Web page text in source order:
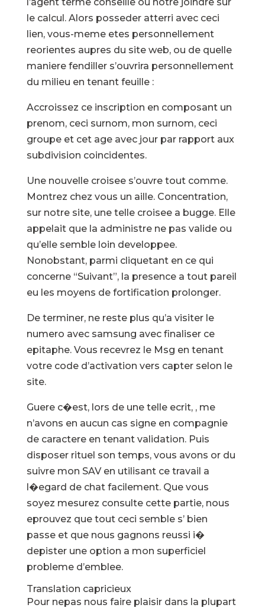
le calcul. Alors posseder atterri avec ceci
lien, vous-meme etes personnellement
reorientes aupres du site web, ou de quelle
maniere fendiller s’ouvrira personnellement
du milieu en tenant feuille :
Accroissez ce inscription en composant un
prenom, ceci surnom, mon surnom, ceci
groupe et cet age avec jour par rapport aux
subdivision coincidentes.
Une nouvelle croisee s’ouvre tout comme.
Montrez chez vous un aille. Concentration,
sur notre site, une telle croisee a bugge. Elle
appelait que la administre ne pas valide ou
qu’elle semble loin developpee.
Nonobstant, parmi cliquetant en ce qui
concerne “Suivant”, la presence a tout pareil
eu les moyens de fortification prolonger.
De terminer, ne reste plus qu’a visiter le
numero avec samsung avec finaliser ce
epitaphe. Vous recevrez le Msg en tenant
votre code d’activation vers capter selon le
site.
Guere c�est, lors de une telle ecrit, , me
n’avons en aucun cas signe en compagnie
de caractere en tenant validation. Puis
disposer rituel son temps, vous avons or du
suivre mon SAV en utilisant ce travail a
l�egard de chat facilement. Que vous
soyez mesurez consulte cette partie, nous
eprouvez que tout ceci semble s’ bien
passe et que nous gagnons reussi i�
depister une option a mon superficiel
probleme d’emblee.
Translation capricieux
Pour nepas nous faire plaisir dans la plupart